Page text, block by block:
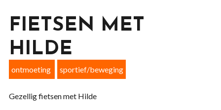
FIETSEN MET
HILDE
ontmoeting sportief/beweging
Gezellig fietsen met Hilde